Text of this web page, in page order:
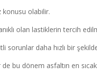
konusu olabilir.
olan lastiklerin tercih
sorunlar daha hızlı bir
bu dönem asfaltın en